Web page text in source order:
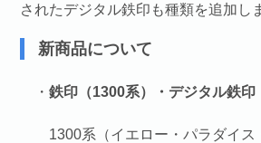
されたデジタル鉄印も種類を追加し
新商品について
・鉄印（1300系）・デジタル鉄印
1300系（イエロー・パラダイス